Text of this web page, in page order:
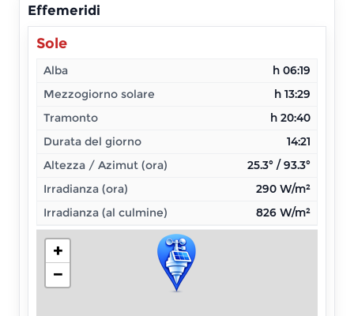
Effemeridi
Sole
Alba
h 06:19
Mezzogiorno solare
h 13:29
Tramonto
h 20:40
Durata del giorno
14:21
Altezza / Azimut (ora)
25.3° / 93.3°
Irradianza (ora)
290 W/m²
Irradianza (al culmine)
826 W/m²
+
−